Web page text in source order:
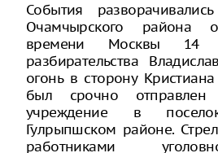
События
Очамчырского района
времени Москвы
разбирательства
огонь в сторону
был срочно отправлен
учреждение в
Гулрыпшском районе.
работниками